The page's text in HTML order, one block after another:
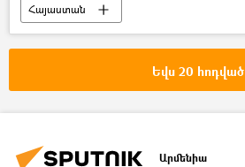
Հայաստան
Հայաստան–Իրան գործակցություն
դատախազ
Եվս 20 հոդված
Արմենիա